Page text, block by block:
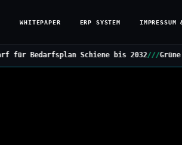
WHITEPAPER ERP SYSTEM IMPRESSUM
bis 2032///Grüne stellen Kleine